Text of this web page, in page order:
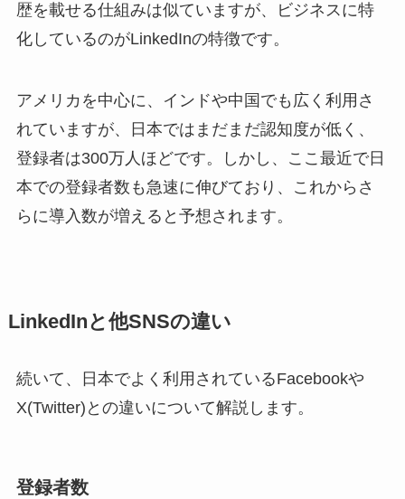
歴を載せる仕組みは似ていますが、ビジネスに特
化しているのがLinkedInの特徴です。
アメリカを中心に、インドや中国でも広く利用さ
れていますが、日本ではまだまだ認知度が低く、
登録者は300万人ほどです。しかし、ここ最近で日
本での登録者数も急速に伸びており、これからさ
らに導入数が増えると予想されます。
LinkedInと他SNSの違い
続いて、日本でよく利用されているFacebookや
X(Twitter)との違いについて解説します。
登録者数